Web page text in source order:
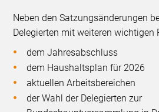
Neben den Satzungsänderungen
Delegierten mit weiteren wichtigen
dem Jahresabschluss
dem Haushaltsplan für 2026
aktuellen Arbeitsbereichen
der Wahl der Delegierten zur